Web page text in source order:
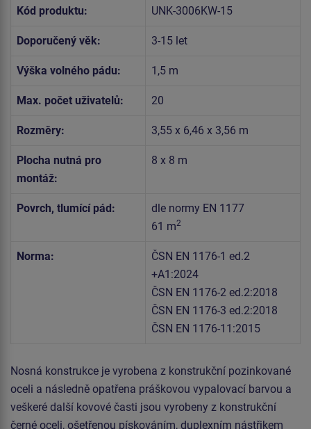
Kód produktu: UNK-3006KW-15
Doporučený věk: 3-15 let
Výška volného pádu: 1,5 m
Max. počet uživatelů: 20
Rozměry: 3,55 x 6,46 x 3,56 m
Plocha nutná pro
montáž:
8 x 8 m
Povrch, tlumící pád:
dle normy EN 1177
61 m2
Norma:
ČSN EN 1176-1 ed.2
+A1:2024
ČSN EN 1176-2 ed.2:2018
ČSN EN 1176-3 ed.2:2018
ČSN EN 1176-11:2015
Nosná konstrukce je vyrobena z konstrukční pozinkované
oceli a následně opatřena práškovou vypalovací barvou a
veškeré další kovové časti jsou vyrobeny z konstrukční
černé oceli, ošetřenou pískováním, duplexním nástřikem